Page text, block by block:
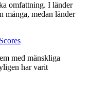
omfattning. I länder
många, medan länder
med mänskliga
har varit